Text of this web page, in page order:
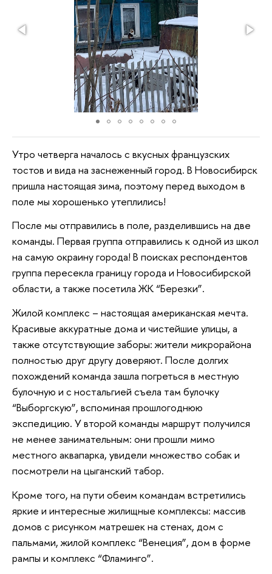
Утро четверга началось с вкусных французских
тостов и вида на заснеженный город. В Новосибирск
пришла настоящая зима, поэтому перед выходом в
поле мы хорошенько утеплились!
После мы отправились в поле, разделившись на две
команды. Первая группа отправились к одной из школ
на самую окраину города! В поисках респондентов
группа пересекла границу города и Новосибирской
области, а также посетила ЖК “Березки”.
Жилой комплекс – настоящая американская мечта.
Красивые аккуратные дома и чистейшие улицы, а
также отсутствующие заборы: жители микрорайона
полностью друг другу доверяют. После долгих
похождений команда зашла погреться в местную
булочную и с ностальгией съела там булочку
“Выборгскую”, вспоминая прошлогоднюю
экспедицию. У второй команды маршрут получился
не менее занимательным: они прошли мимо
местного аквапарка, увидели множество собак и
посмотрели на цыганский табор.
Кроме того, на пути обеим командам встретились
яркие и интересные жилищные комплексы: массив
домов с рисунком матрешек на стенах, дом с
пальмами, жилой комплекс “Венеция”, дом в форме
рампы и комплекс “Фламинго”.